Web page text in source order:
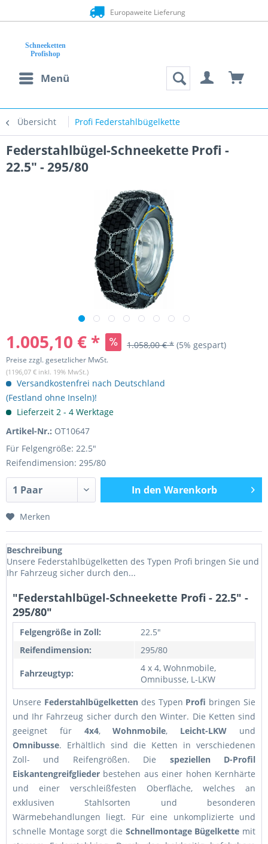
Europaweite Lieferung
Menü
Übersicht Profi Federstahlbügelkette
Federstahlbügel-Schneekette Profi -
22.5" - 295/80
1.005,10 € * 1.058,00 € * (5% gespart)
Preise zzgl. gesetzlicher MwSt.
(1196,07 € inkl. 19% MwSt.)
Versandkostenfrei nach Deutschland
(Festland ohne Inseln)!
Lieferzeit 2 - 4 Werktage
Artikel-Nr.: OT10647
Für Felgengröße: 22.5"
Reifendimension: 295/80
In den Warenkorb
Merken
Beschreibung
Unsere Federstahlbügelketten des Typen Profi bringen Sie und
Ihr Fahrzeug sicher durch den...
"Federstahlbügel-Schneekette Profi - 22.5" -
295/80"
Felgengröße in Zoll:
22.5"
Reifendimension:
295/80
Fahrzeugtyp:
4 x 4, Wohnmobile,
Omnibusse, L-LKW
Unsere Federstahlbügelkettendes Typen Profi bringen Sie
und Ihr Fahrzeug sicher durch den Winter. Die Ketten sind
geeignet für 4x4,Wohnmobile, Leicht-LKW und
Omnibusse. Erhältlich sind die Ketten in verschiedenen
Zoll- und Reifengrößen. Die speziellen D-Profil
Eiskantengreifglieder bestehen aus einer hohen Kernhärte
und einer verschleißfesten Oberfläche, welches an
exklusiven Stahlsorten und besonderen
Wärmebehandlungen liegt. Für eine unkomplizierte und
schnelle Montage sorgt die Schnellmontage Bügelkette mit